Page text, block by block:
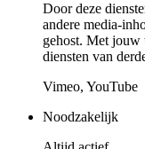
Door deze
andere media-
gehost. Met jouw
diensten van
Vimeo, YouTube
Noodzakelijk